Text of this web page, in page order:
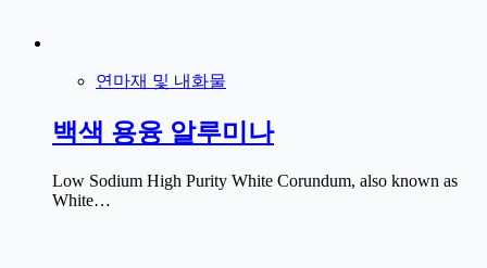
연마재 및 내화물
백색 용융 알루미나
Low Sodium High Purity White Corundum, also known as
White…